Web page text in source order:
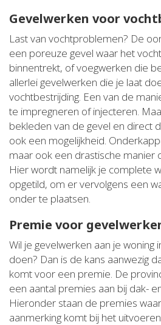
Gevelwerken voor
Last van vochtproblemen? De
een poreuze gevel waar het
binnentrekt, of voegwerken die
allerlei gevelwerken die je laat
vochtbestrijding. Een van de
te impregneren of injecteren.
bekleden van de gevel en direct
ook een mogelijkheid.
maar ook een drastische manier
Hier wordt namelijk je complete
opgetild, om er vervolgens een
onder te plaatsen.
Premie voor
Wil je gevelwerken aan je woning
doen? Dan is de kans aanwezig
komt voor een premie. De
een aantal premies aan bij dak-
Hieronder staan de premies
aanmerking komt bij het